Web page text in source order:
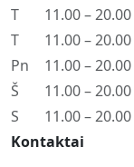
T
11.00 – 20.00
T
11.00 – 20.00
Pn
11.00 – 20.00
Š
11.00 – 20.00
S
11.00 – 20.00
Kontaktai